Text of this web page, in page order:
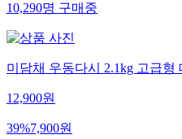
10,290명 구매중
미담채 우동다시 2.1kg 고급
12,900원
39%7,900원